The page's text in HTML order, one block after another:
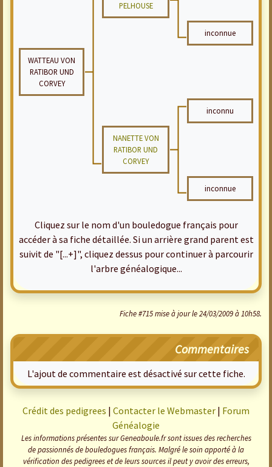
PELHOUSE
inconnue
WATTEAU VON
RATIBOR UND
CORVEY
inconnu
NANETTE VON
RATIBOR UND
CORVEY
inconnue
Cliquez sur le nom d'un bouledogue français pour
accéder à sa fiche détaillée. Si un arrière grand parent est
suivit de "[...+]", cliquez dessus pour continuer à parcourir
l'arbre généalogique...
Fiche #715 mise à jour le 24/03/2009 à 10h58.
Commentaires
L'ajout de commentaire est désactivé sur cette fiche.
Crédit des pedigrees | Contacter le Webmaster | Forum
Généalogie
Les informations présentes sur Geneaboule.fr sont issues des recherches
de passionnés de bouledogues français. Malgré le soin apporté à la
vérification des pedigrees et de leurs sources il peut y avoir des erreurs,